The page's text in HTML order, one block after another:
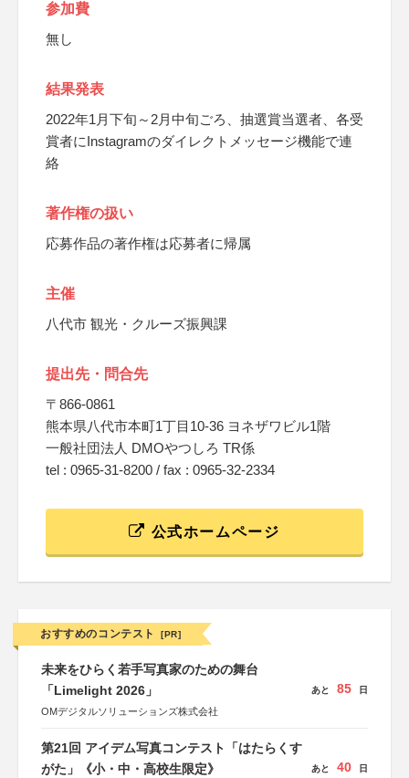
参加費
無し
結果発表
2022年1月下旬～2月中旬ごろ、抽選賞当選者、各受
賞者にInstagramのダイレクトメッセージ機能で連
絡
著作権の扱い
応募作品の著作権は応募者に帰属
主催
八代市 観光・クルーズ振興課
提出先・問合先
〒866-0861
熊本県八代市本町1丁目10-36 ヨネザワビル1階
一般社団法人 DMOやつしろ TR係
tel : 0965-31-8200 / fax : 0965-32-2334
公式ホームページ
おすすめのコンテスト [PR]
未来をひらく若手写真家のための舞台
「Limelight 2026」
OMデジタルソリューションズ株式会社
あと 85 日
第21回 アイデム写真コンテスト「はたらくす
がた」《小・中・高校生限定》
あと 40 日